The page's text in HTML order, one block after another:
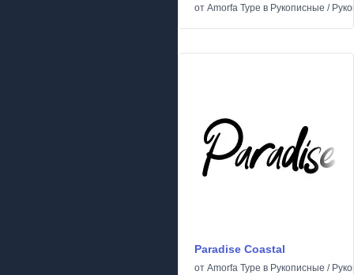
от Amorfa Type в Рукописные /
Paradise Coastal
от Amorfa Type в Рукописные /